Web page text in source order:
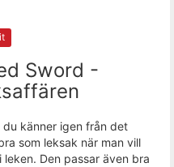
Sword -
känner igen från det
som leksak när man vill
Den passar även bra